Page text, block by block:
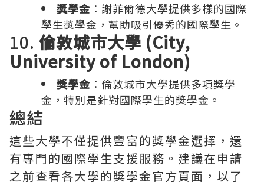
獎學金 ：謝菲爾德大學提供多樣的國際
學生獎學金，幫助吸引優秀的國際學生。
10. 倫敦城市大學 (City,
University of London)
獎學金 ：倫敦城市大學提供多項獎學
金，特別是針對國際學生的獎學金。
總結
這些大學不僅提供豐富的獎學金選擇，還
有專門的國際學生支援服務。建議在申請
之前查看各大學的獎學金官方頁面，以了